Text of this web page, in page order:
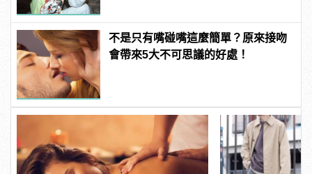
不是只有嘴碰嘴這麼簡單？原來接吻
會帶來5大不可思議的好處！